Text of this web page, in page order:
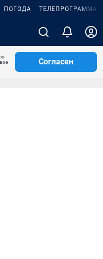
ПОГОДА ТЕЛЕПРОГРАММА
Согласен